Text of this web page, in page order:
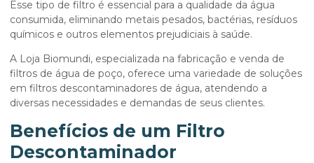
Esse tipo de filtro é essencial para a qualidade da água
consumida, eliminando metais pesados, bactérias, resíduos
químicos e outros elementos prejudiciais à saúde.
A Loja Biomundi, especializada na fabricação e venda de
filtros de água de poço, oferece uma variedade de soluções
em filtros descontaminadores de água, atendendo a
diversas necessidades e demandas de seus clientes.
Benefícios de um Filtro
Descontaminador